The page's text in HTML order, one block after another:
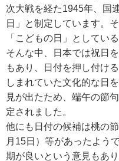
次大戦を経た1945年、国
日」と制定しています。
「こどもの日」としてい
そんな中、日本では祝日
もあり、日付を押し付け
しまれていた文化的な日
見が出たため、端午の節
定されました。
他にも日付の候補は桃の
月15日）等があったよう
期が良いという意見もあ